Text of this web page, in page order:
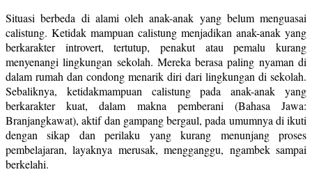
Situasi berbeda di alami oleh anak-anak yang belum menguasai
calistung. Ketidak mampuan calistung menjadikan anak-anak yang
berkarakter introvert, tertutup, penakut atau pemalu kurang
menyenangi lingkungan sekolah. Mereka berasa paling nyaman di
dalam rumah dan condong menarik diri dari lingkungan di sekolah.
Sebaliknya, ketidakmampuan calistung pada anak-anak yang
berkarakter kuat, dalam makna pemberani (Bahasa Jawa:
Branjangkawat), aktif dan gampang bergaul, pada umumnya di ikuti
dengan sikap dan perilaku yang kurang menunjang proses
pembelajaran, layaknya merusak, mengganggu, ngambek sampai
berkelahi.